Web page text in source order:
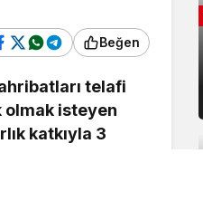
Beğen
telafi
olmak isteyen
katkıyla 3